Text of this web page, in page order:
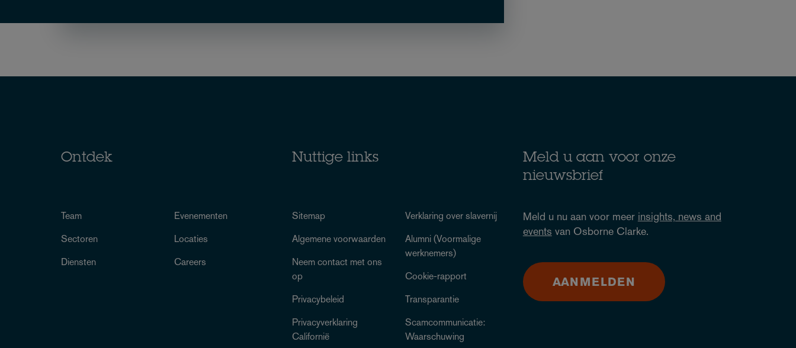
Ontdek
Team
Sectoren
Diensten
Evenementen
Locaties
Careers
Nuttige links
Sitemap
Algemene voorwaarden
Neem contact met ons
op
Privacybeleid
Privacyverklaring
Californië
Verklaring over slavernij
Alumni (Voormalige
werknemers)
Cookie-rapport
Transparantie
Scamcommunicatie:
Waarschuwing
Meld u aan voor onze
nieuwsbrief
Meld u nu aan voor meer insights, news and
events van Osborne Clarke.
AANMELDEN